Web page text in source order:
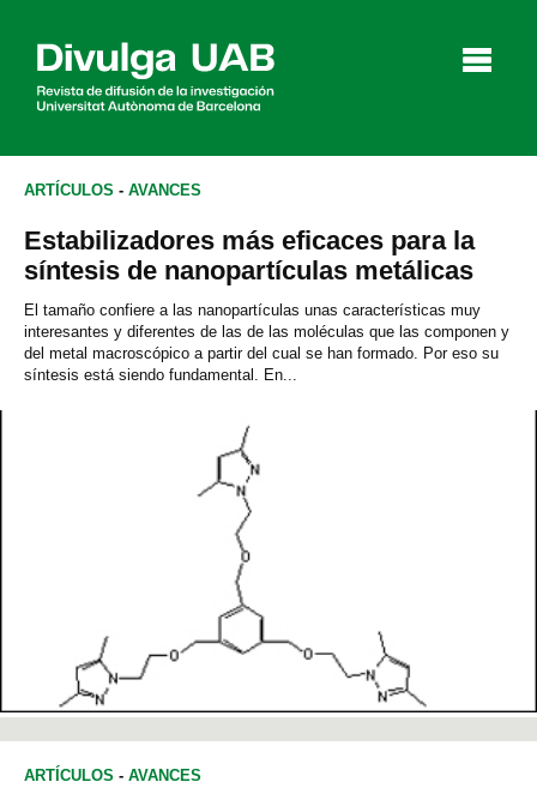
Agenda
ARTÍCULOS - AVANCES
Estabilizadores más eficaces para la
síntesis de nanopartículas metálicas
El tamaño confiere a las nanopartículas unas características muy
interesantes y diferentes de las de las moléculas que las componen y
del metal macroscópico a partir del cual se han formado. Por eso su
síntesis está siendo fundamental. En...
ARTÍCULOS - AVANCES